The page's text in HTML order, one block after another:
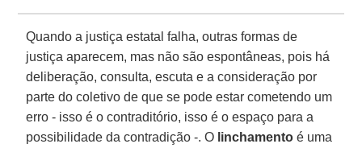
Quando a justiça estatal falha, outras formas de
justiça aparecem, mas não são espontâneas, pois há
deliberação, consulta, escuta e a consideração por
parte do coletivo de que se pode estar cometendo um
erro - isso é o contraditório, isso é o espaço para a
possibilidade da contradição -. O linchamento é uma